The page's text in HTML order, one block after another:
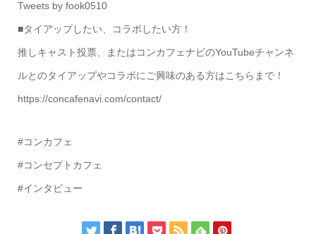
Tweets by fook0510
■タイアップしたい、コラボしたい方！
推しキャスト投票、またはコンカフェナビのYouTubeチャンネ
ルとのタイアップやコラボにご興味のある方はこちらまで！
https://concafenavi.com/contact/
#コンカフェ
#コンセプトカフェ
#インタビュー